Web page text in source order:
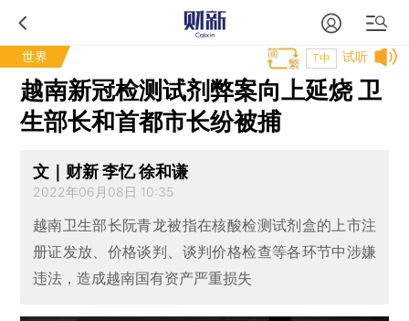
世界 试听
T中
越南新冠检测试剂弊案向上延烧 卫
生部长和首都市长纷被捕
文｜财新 李忆 徐和谦
2022年06月08日 10:35
越南卫生部长阮青龙被指在核酸检测试剂盒的上市注
册证发放、价格谈判、谈判价格检查等各环节中涉嫌
违法，造成越南国有资产严重损失